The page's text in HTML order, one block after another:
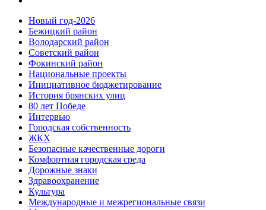
Новый год-2026
Бежицкий район
Володарский район
Советский район
Фокинский район
Национальные проекты
Инициативное бюджетирование
История брянских улиц
80 лет Победе
Интервью
Городская собственность
ЖКХ
Безопасные качественные дороги
Комфортная городская среда
Дорожные знаки
Здравоохранение
Культура
Международные и межрегиональные связи